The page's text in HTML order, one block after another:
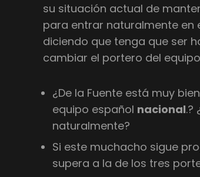
su situación actual de
para entrar naturalmente en
diciendo que tenga que ser
cambiar el portero del
¿De la Fuente está muy
equipo español nacional.?
naturalmente?
Si este muchacho sigue
supera a la de los tres